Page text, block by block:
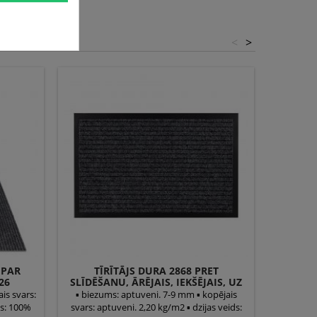
>
<
UZ
svars:
100%
TĪRĪTĀJS DURA 2868 PRET
SLĪDĒŠANU, ĀRĒJAIS, IEKŠĒJAIS, UZ
GUMIJAS - ANTRACĪTS
▪ biezums: aptuveni. 7-9 mm ▪ kopējais
svars: aptuveni. 2,20 kg/m2 ▪ dzijas veids: